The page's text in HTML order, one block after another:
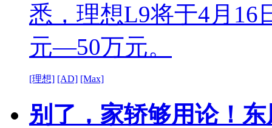
悉，理想L9将于4月16
元—50万元。
[理想] [AD] [Max]
别了，家轿够用论！